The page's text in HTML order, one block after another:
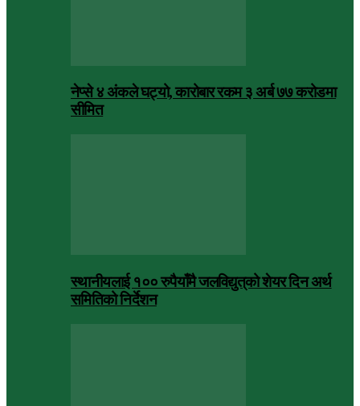
नेप्से ४ अंकले घट्यो, कारोबार रकम ३ अर्ब ७७ करोडमा
सीमित
स्थानीयलाई १०० रुपैयाँमै जलविद्युत्‌को शेयर दिन अर्थ
समितिको निर्देशन